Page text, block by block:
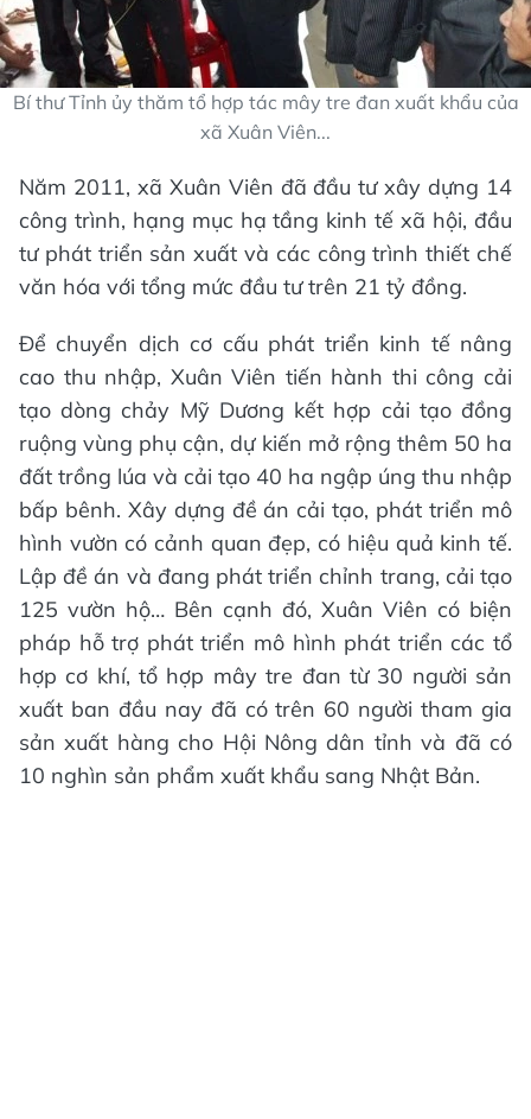
Bí thư Tỉnh ủy thăm tổ hợp tác mây tre đan xuất khẩu của
xã Xuân Viên...
Năm 2011, xã Xuân Viên đã đầu tư xây dựng 14
công trình, hạng mục hạ tầng kinh tế xã hội, đầu
tư phát triển sản xuất và các công trình thiết chế
văn hóa với tổng mức đầu tư trên 21 tỷ đồng.
Để chuyển dịch cơ cấu phát triển kinh tế nâng
cao thu nhập, Xuân Viên tiến hành thi công cải
tạo dòng chảy Mỹ Dương kết hợp cải tạo đồng
ruộng vùng phụ cận, dự kiến mở rộng thêm 50 ha
đất trồng lúa và cải tạo 40 ha ngập úng thu nhập
bấp bênh. Xây dựng đề án cải tạo, phát triển mô
hình vườn có cảnh quan đẹp, có hiệu quả kinh tế.
Lập đề án và đang phát triển chỉnh trang, cải tạo
125 vườn hộ… Bên cạnh đó, Xuân Viên có biện
pháp hỗ trợ phát triển mô hình phát triển các tổ
hợp cơ khí, tổ hợp mây tre đan từ 30 người sản
xuất ban đầu nay đã có trên 60 người tham gia
sản xuất hàng cho Hội Nông dân tỉnh và đã có
10 nghìn sản phẩm xuất khẩu sang Nhật Bản.